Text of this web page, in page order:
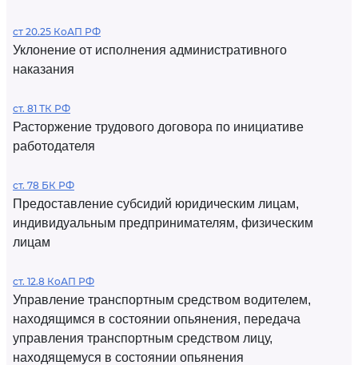
ст 20.25 КоАП РФ
Уклонение от исполнения административного
наказания
ст. 81 ТК РФ
Расторжение трудового договора по инициативе
работодателя
ст. 78 БК РФ
Предоставление субсидий юридическим лицам,
индивидуальным предпринимателям, физическим
лицам
ст. 12.8 КоАП РФ
Управление транспортным средством водителем,
находящимся в состоянии опьянения, передача
управления транспортным средством лицу,
находящемуся в состоянии опьянения